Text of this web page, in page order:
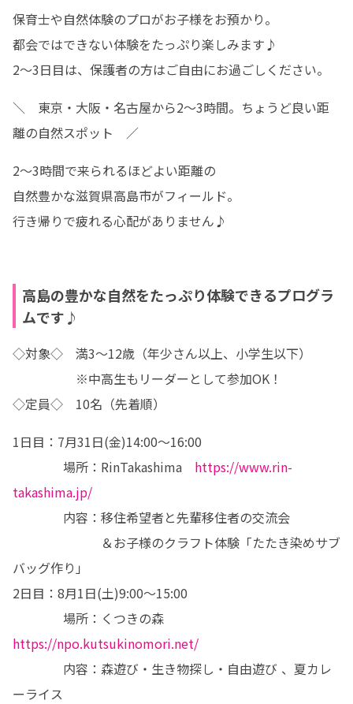
保育士や自然体験のプロがお子様をお預かり。
都会ではできない体験をたっぷり楽しみます♪
2～3日目は、保護者の方はご自由にお過ごしください。
＼　東京・大阪・名古屋から2～3時間。ちょうど良い距
離の自然スポット　／
2～3時間で来られるほどよい距離の
自然豊かな滋賀県高島市がフィールド。
行き帰りで疲れる心配がありません♪
高島の豊かな自然をたっぷり体験できるプログラ
ムです♪
◇対象◇　満3～12歳（年少さん以上、小学生以下）
※中高生もリーダーとして参加OK！
◇定員◇　10名（先着順）
1日目：7月31日(金)14:00～16:00
場所：RinTakashima https://www.rin-
takashima.jp/
内容：移住希望者と先輩移住者の交流会
＆お子様のクラフト体験「たたき染めサブ
バッグ作り」
2日目：8月1日(土)9:00～15:00
場所：くつきの森
https://npo.kutsukinomori.net/
内容：森遊び・生き物探し・自由遊び 、夏カレ
ーライス